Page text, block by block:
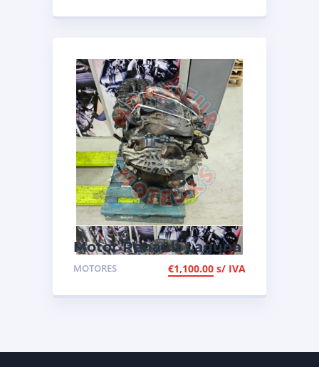
Motor Renault Laguna
2.0 DCI de 2008, ref
MOTORES €1,100.00 s/ IVA